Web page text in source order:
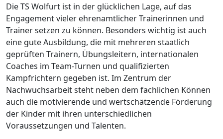
Die TS Wolfurt ist in der glücklichen Lage, auf das
Engagement vieler ehrenamtlicher Trainerinnen und
Trainer setzen zu können. Besonders wichtig ist auch
eine gute Ausbildung, die mit mehreren staatlich
geprüften Trainern, Übungsleitern, internationalen
Coaches im Team-Turnen und qualifizierten
Kampfrichtern gegeben ist. Im Zentrum der
Nachwuchsarbeit steht neben dem fachlichen Können
auch die motivierende und wertschätzende Förderung
der Kinder mit ihren unterschiedlichen
Voraussetzungen und Talenten.